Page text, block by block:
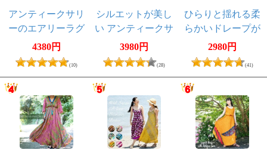
アンティークサリ
ーのエアリーラグ
ラン ティアードド
レス
4380円
(10)
シルエットが美し
い アンティークサ
リーのラップワン
ピース
3980円
(28)
ひらりと揺れる柔
らかいドレープが
美しい オールドサ
リーの2WAYスカー
2980円
(41)